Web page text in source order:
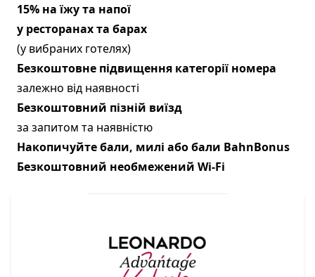
15% на їжу та напої
у ресторанах та барах
(у вибраних готелях)
Безкоштовне підвищення категорії номера
залежно від наявності
Безкоштовний пізній виїзд
за запитом та наявністю
Накопичуйте бали, милі або бали BahnBonus
Безкоштовний необмежений Wi-Fi